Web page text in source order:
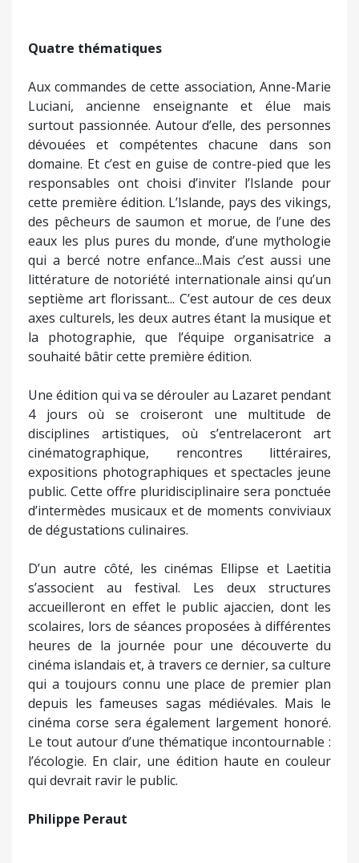
Quatre thématiques
Aux commandes de cette association, Anne-Marie
Luciani, ancienne enseignante et élue mais
surtout passionnée. Autour d’elle, des personnes
dévouées et compétentes chacune dans son
domaine. Et c’est en guise de contre-pied que les
responsables ont choisi d’inviter l’Islande pour
cette première édition. L’Islande, pays des vikings,
des pêcheurs de saumon et morue, de l’une des
eaux les plus pures du monde, d’une mythologie
qui a bercé notre enfance...Mais c’est aussi une
littérature de notoriété internationale ainsi qu’un
septième art florissant... C’est autour de ces deux
axes culturels, les deux autres étant la musique et
la photographie, que l’équipe organisatrice a
souhaité bâtir cette première édition.
Une édition qui va se dérouler au Lazaret pendant
4 jours où se croiseront une multitude de
disciplines artistiques, où s’entrelaceront art
cinématographique, rencontres littéraires,
expositions photographiques et spectacles jeune
public. Cette offre pluridisciplinaire sera ponctuée
d’intermèdes musicaux et de moments conviviaux
de dégustations culinaires.
D’un autre côté, les cinémas Ellipse et Laetitia
s’associent au festival. Les deux structures
accueilleront en effet le public ajaccien, dont les
scolaires, lors de séances proposées à différentes
heures de la journée pour une découverte du
cinéma islandais et, à travers ce dernier, sa culture
qui a toujours connu une place de premier plan
depuis les fameuses sagas médiévales. Mais le
cinéma corse sera également largement honoré.
Le tout autour d’une thématique incontournable :
l’écologie. En clair, une édition haute en couleur
qui devrait ravir le public.
Philippe Peraut